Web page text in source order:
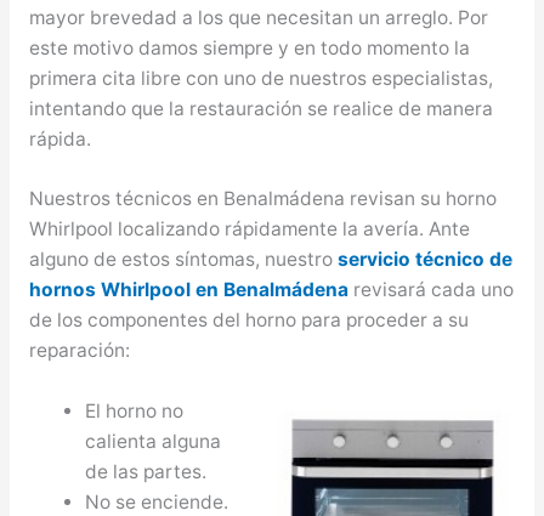
mayor brevedad a los que necesitan un arreglo. Por
este motivo damos siempre y en todo momento la
primera cita libre con uno de nuestros especialistas,
intentando que la restauración se realice de manera
rápida.
Nuestros técnicos en Benalmádena revisan su horno
Whirlpool localizando rápidamente la avería. Ante
alguno de estos síntomas, nuestro servicio técnico de
hornos Whirlpool en Benalmádenarevisará cada uno
de los componentes del horno para proceder a su
reparación:
El horno no
calienta alguna
de las partes.
No se enciende.